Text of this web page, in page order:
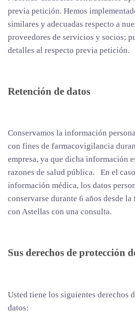
previa petición. Hemos
similares y adecuadas respecto a
proveedores de servicios y socios;
detalles al respecto previa petición.
Retención de datos
Conservamos la información
con fines de farmacovigilancia
empresa, ya que dicha información
razones de salud pública. En el
información médica, los datos
conservarse durante 6 años desde la
con Astellas con una consulta.
Sus derechos de protección
Usted tiene los siguientes derechos
datos: